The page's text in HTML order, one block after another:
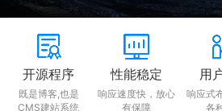
开源程序
既是博客,也是
CMS建站系统
性能稳定
响应速度快，放心
有保障
用
响应式
各